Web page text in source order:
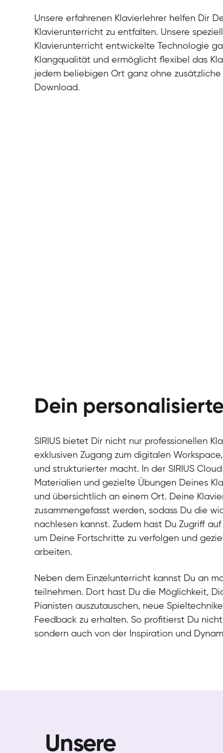
Unsere erfahrenen Klavierlehrer helfen Dir
Klavierunterricht zu entfalten. Unsere
Klavierunterricht entwickelte Technologie
Klangqualität und ermöglicht flexibel das
jedem beliebigen Ort ganz ohne
Download.
Dein
SIRIUS bietet Dir nicht nur professionellen
exklusiven Zugang zum digitalen
und strukturierter macht. In der SIRIUS
Materialien und gezielte Übungen Deines
und übersichtlich an einem Ort. Deine
zusammengefasst werden, sodass Du die
nachlesen kannst. Zudem hast Du Zugriff
um Deine Fortschritte zu verfolgen und
arbeiten.
Neben dem Einzelunterricht kannst Du an
teilnehmen. Dort hast Du die Möglichkeit,
Pianisten auszutauschen, neue
Feedback zu erhalten. So profitierst Du
sondern auch von der Inspiration und
Unsere